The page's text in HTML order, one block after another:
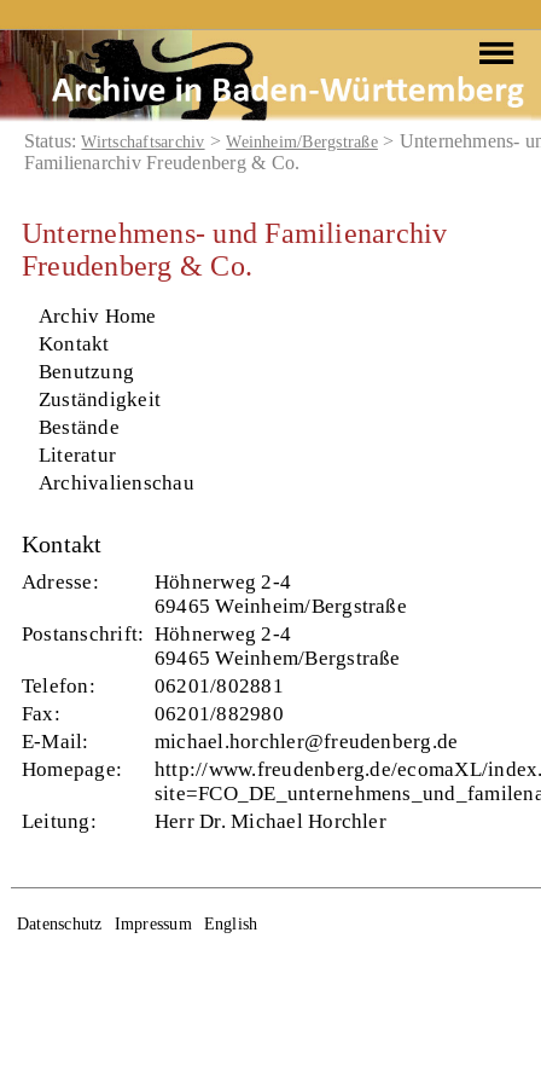
Status:Wirtschaftsarchiv >Weinheim/Bergstraße> Unternehmens-
Familienarchiv Freudenberg & Co.
Unternehmens- und Familienarchiv
Freudenberg & Co.
Archiv Home
Kontakt
Benutzung
Zuständigkeit
Bestände
Literatur
Archivalienschau
Kontakt
Adresse:
Höhnerweg 2-4
69465 Weinheim/Bergstraße
Postanschrift: Höhnerweg 2-4
69465 Weinhem/Bergstraße
Telefon:
06201/802881
Fax:
06201/882980
E-Mail:
michael.horchler@freudenberg.de
Homepage:
http://www.freudenberg.de/ecomaXL/
Leitung:
Herr Dr. Michael Horchler
Datenschutz Impressum English